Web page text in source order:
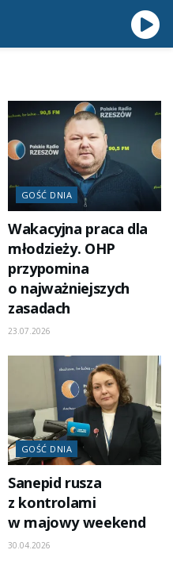
GOŚĆ DNIA
Wakacyjna praca dla
młodzieży. OHP
przypomina
o najważniejszych
zasadach
23.07.2026
GOŚĆ DNIA
Sanepid rusza
z kontrolami
w majowy weekend
30.04.2026